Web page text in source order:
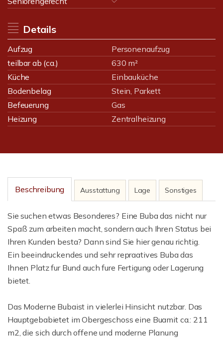
Details
Aufzug
Personenaufzug
teilbar ab (ca.)
630 m²
Küche
Einbauküche
Bodenbelag
Stein, Parkett
Befeuerung
Gas
Heizung
Zentralheizung
Beschreibung Ausstattung Lage Sonstiges
Sie suchen etwas Besonderes? Eine Buba das nicht nur
Spaß zum arbeiten macht, sondern auch Ihren Status bei
Ihren Kunden besta? Dann sind Sie hier genau richtig.
Ein beeindruckendes und sehr repraatives Buba das
Ihnen Platz fur Bund auch fure Fertigung oder Lagerung
bietet.
Das Moderne Bubaist in vielerlei Hinsicht nutzbar. Das
Hauptgebabietet im Obergeschoss eine Buamit ca.: 211
m2, die sich durch offene und moderne Planung